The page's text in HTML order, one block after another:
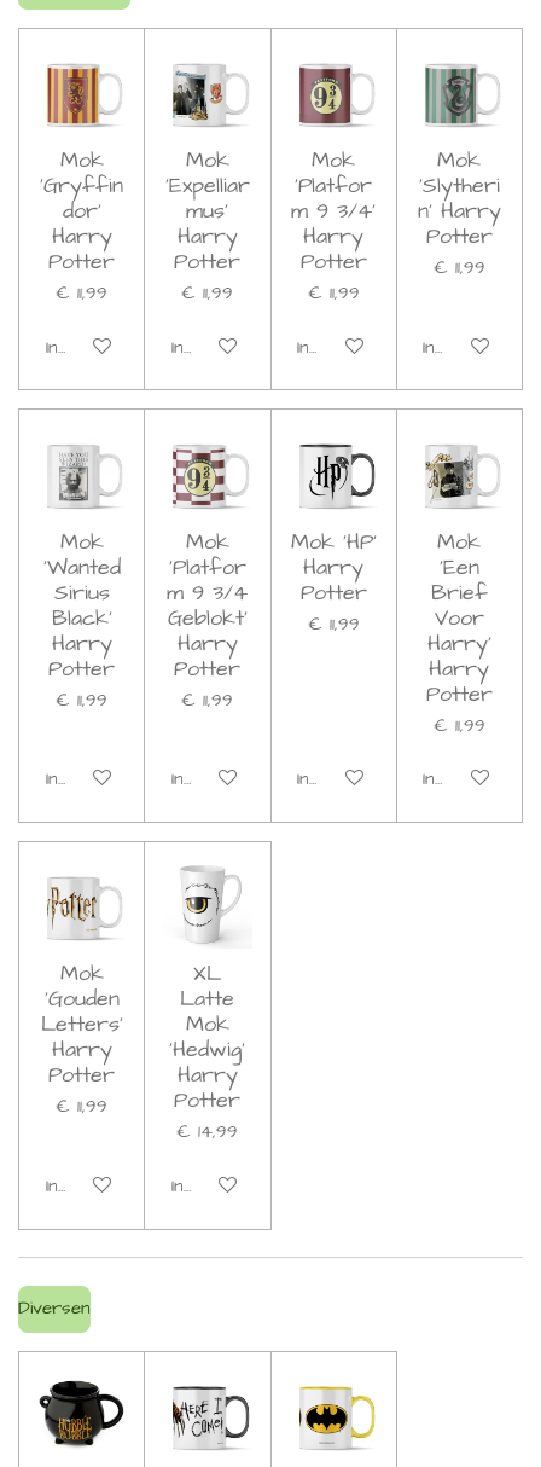
Mok
'Gryffin
dor'
Harry
Potter
€ 11,99
In winkelwagen
Mok
'Expelliar
mus'
Harry
Potter
€ 11,99
In winkelwagen
Mok
'Platfor
m 9 3/4'
Harry
Potter
€ 11,99
In winkelwagen
Mok
'Slytheri
n' Harry
Potter
€ 11,99
In
Mok
'Wanted
Sirius
Black'
Harry
Potter
€ 11,99
In winkelwagen
Mok
'Platfor
m 9 3/4
Geblokt'
Harry
Potter
€ 11,99
In winkelwagen
Mok 'HP'
Harry
Potter
€ 11,99
In winkelwagen
Mok
'Een
Brief
Voor
Harry'
Harry
Potter
€ 11,99
In
Mok
'Gouden
Letters'
Harry
Potter
€ 11,99
In winkelwagen
XL
Latte
Mok
'Hedwig'
Harry
Potter
€ 14,99
In winkelwagen
Diversen